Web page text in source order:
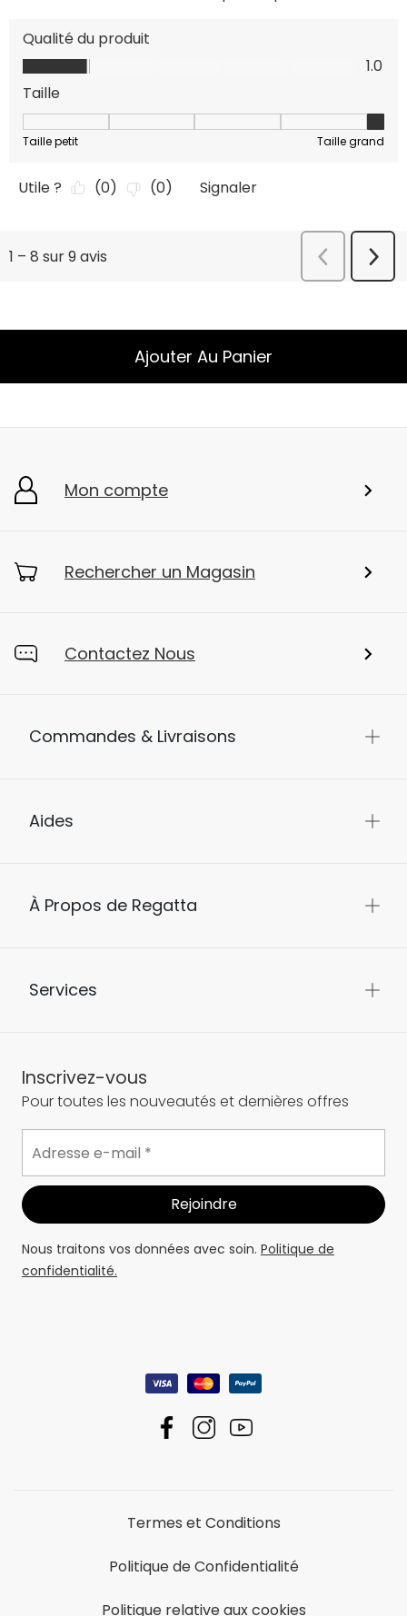
Ajouter Au Panier
Mon compte
Rechercher un Magasin
Contactez Nous
Commandes & Livraisons
Aides
À Propos de Regatta
Services
Inscrivez-vous
Pour toutes les nouveautés et dernières offres
Nous traitons vos données avec soin. Politique de
confidentialité.
Termes et Conditions
Politique de Confidentialité
Politique relative aux cookies